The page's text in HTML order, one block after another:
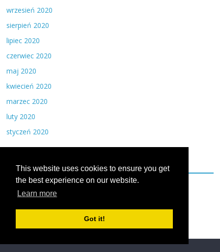
This website uses cookies to ensure you get
the best experience on our website.
Learn more
Got it!
wrzesień 2020
sierpień 2020
lipiec 2020
czerwiec 2020
maj 2020
kwiecień 2020
marzec 2020
luty 2020
styczeń 2020
Kategorie
Dieta